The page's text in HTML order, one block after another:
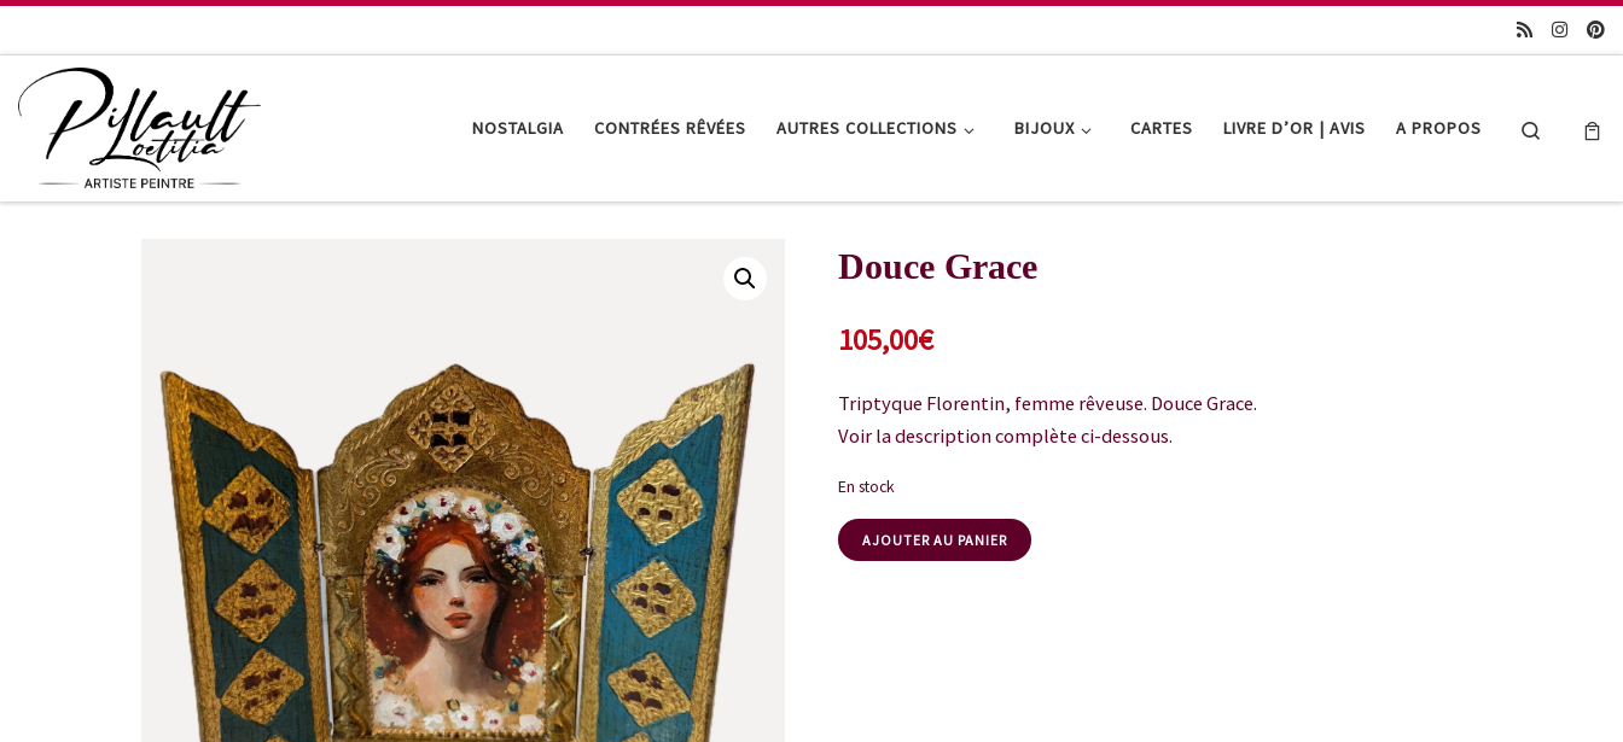
NOSTALGIA CONTRÉES RÊVÉES AUTRES COLLECTIONS BIJOUX CARTES LIVRE D’OR | AVIS A PROPOS Search
Douce Grace
105,00€
Triptyque Florentin, femme rêveuse. Douce Grace.
Voir la description complète ci-dessous.
En stock
AJOUTER AU PANIER